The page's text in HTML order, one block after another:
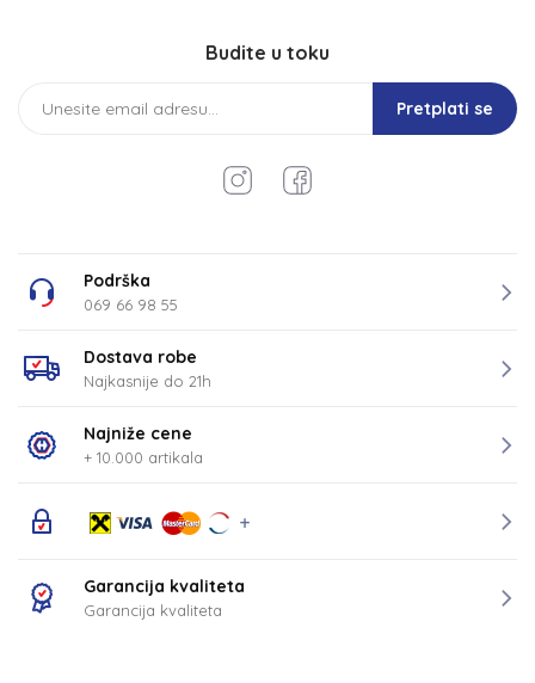
Budite u toku
Pretplati se
Podrška
069 66 98 55
Dostava robe
Najkasnije do 21h
Najniže cene
+ 10.000 artikala
Garancija kvaliteta
Garancija kvaliteta